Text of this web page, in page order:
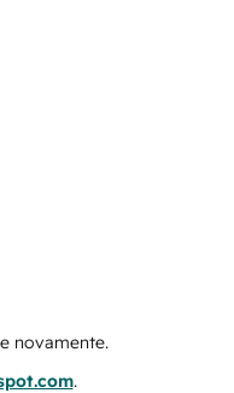
novamente.
.